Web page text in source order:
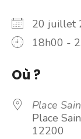
20
18h00 -
Où ?
Place
Place
12200